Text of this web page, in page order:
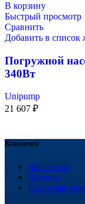
В корзину
Быстрый просмотр
Сравнить
Добавить в список
Погружной
340Вт
Unipump
21 607 ₽
Клиентам
Магазины
Монтаж
Полезная